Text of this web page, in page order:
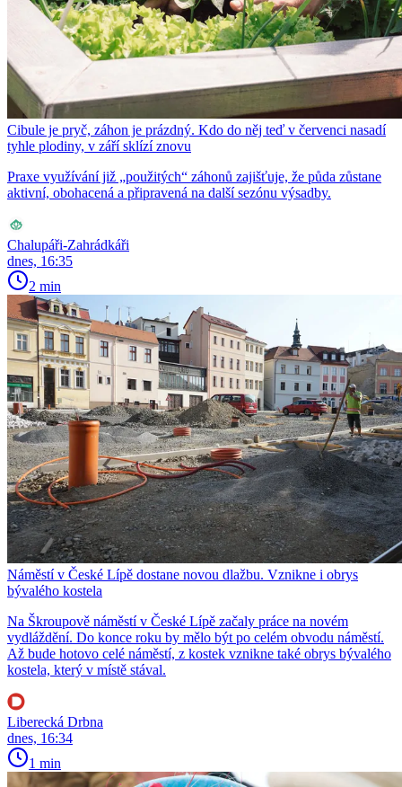
Cibule je pryč, záhon je prázdný. Kdo do něj teď v červenci nasadí
tyhle plodiny, v září sklízí znovu
Praxe využívání již „použitých“ záhonů zajišťuje, že půda zůstane
aktivní, obohacená a připravená na další sezónu výsadby.
Chalupáři-Zahrádkáři
dnes, 16:35
2 min
Náměstí v České Lípě dostane novou dlažbu. Vznikne i obrys
bývalého kostela
Na Škroupově náměstí v České Lípě začaly práce na novém
vydláždění. Do konce roku by mělo být po celém obvodu náměstí.
Až bude hotovo celé náměstí, z kostek vznikne také obrys bývalého
kostela, který v místě stával.
Liberecká Drbna
dnes, 16:34
1 min